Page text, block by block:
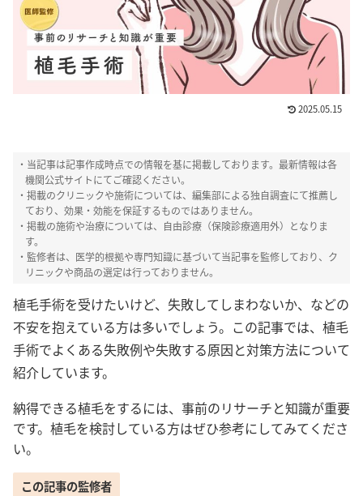
2025.05.15
HealthHair Labでは、 コンテンツポリシー
と運営指針に則り、厳正な管理のもと、女性
の髪や毛にまつわるテーマについて情報掲載
を行っております。髪や頭皮についての様々
なお悩みに対して、客観的かつ信頼性の高い
独自調査を行った上で推薦しています。
・当記事は記事作成時点での情報を基に掲載しております。最新情報は各
機関公式サイトにてご確認ください。
・掲載のクリニックや施術については、編集部による独自調査にて推薦し
ており、効果・効能を保証するものではありません。
・掲載の施術や治療については、自由診療（保険診療適用外）となりま
す。
・監修者は、医学的根拠や専門知識に基づいて当記事を監修しており、ク
リニックや商品の選定は行っておりません。
植毛手術を受けたいけど、失敗してしまわないか、などの
不安を抱えている方は多いでしょう。この記事では、植毛
手術でよくある失敗例や失敗する原因と対策方法について
紹介しています。
納得できる植毛をするには、事前のリサーチと知識が重要
です。植毛を検討している方はぜひ参考にしてみてくださ
い。
この記事の監修者